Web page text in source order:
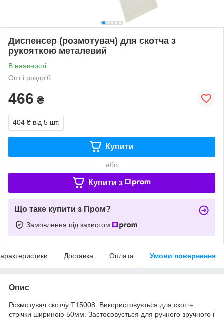
Диспенсер (розмотувач) для скотча з
рукояткою металевий
В наявності
Опт і роздріб
466 ₴
404 ₴ від 5 шт.
Купити
або
Купити з
Що таке купити з Пром?
Замовлення під захистом
Доставка Оплата Умови повернення
Опис
Розмотувач скотчу Т15008. Використовується для скотч-
стрічки шириною 50мм. Застосовується для ручного зручного і